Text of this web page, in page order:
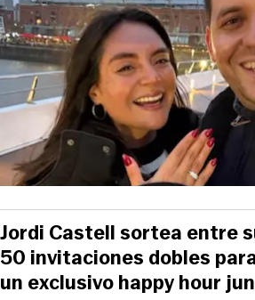
Jordi Castell sortea entre
50 invitaciones dobles
un exclusivo happy hour